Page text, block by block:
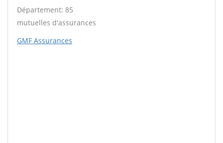
Département: 85
mutuelles d'assurances
GMF Assurances